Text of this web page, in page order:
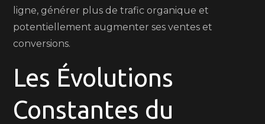
ligne, générer plus de trafic organique et
potentiellement augmenter ses ventes et
conversions.
Les Évolutions
Constantes du